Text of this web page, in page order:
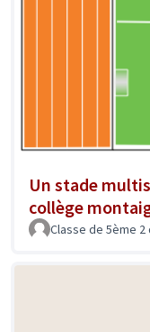
Un stade
collège
Classe de 5ème